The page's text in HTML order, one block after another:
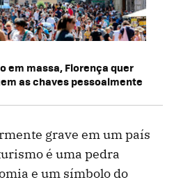
em massa, Florença quer
as chaves pessoalmente
grave em um país
é uma pedra
e um símbolo do